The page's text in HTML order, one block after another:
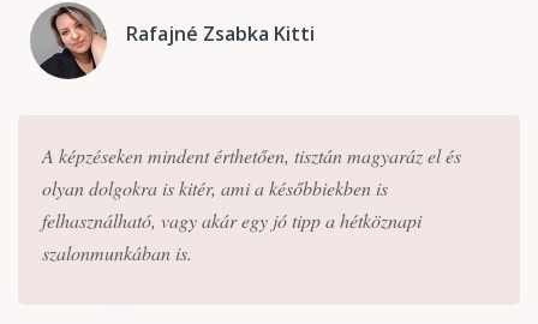
Rafajné Zsabka Kitti
A képzéseken mindent érthetően, tisztán magyaráz el és
olyan dolgokra is kitér, ami a későbbiekben is
felhasználható, vagy akár egy jó tipp a hétköznapi
szalonmunkában is.